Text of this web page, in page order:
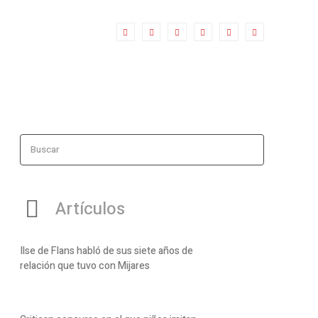
Buscar
Artículos
Ilse de Flans habló de sus siete años de
relación que tuvo con Mijares